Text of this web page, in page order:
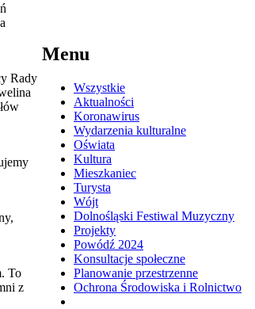
Rady
To
z
Menu
Wszystkie
Aktualności
Koronawirus
Wydarzenia kulturalne
Oświata
Kultura
Mieszkaniec
Turysta
Wójt
Dolnośląski Festiwal Muzyczny
Projekty
Powódź 2024
Konsultacje społeczne
Planowanie przestrzenne
Ochrona Środowiska i Rolnictwo